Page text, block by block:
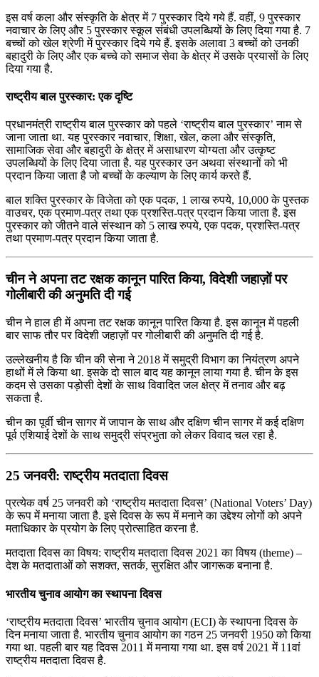
इस वर्ष कला और संस्‍कृति के क्षेत्र में 7 पुरस्‍कार दिये गये हैं. वहीं, 9 पुरस्‍कार
नवाचार के लिए और 5 पुरस्‍कार स्‍कूल संबंधी उपलब्धियों के लिए दिया गया है. 7
बच्‍चों को खेल श्रेणी में पुरस्‍कार दिये गये हैं. इसके अलावा 3 बच्‍चों को उनकी
बहादुरी के लिए और एक बच्‍चे को समाज सेवा के क्षेत्र में उसके प्रयासों के लिए
दिया गया है.
राष्ट्रीय बाल पुरस्कार: एक दृष्टि
प्रधानमंत्री राष्ट्रीय बाल पुरस्कार को पहले ‘राष्ट्रीय बाल पुरस्कार’ नाम से
जाना जाता था. यह पुरस्कार नवाचार, शिक्षा, खेल, कला और संस्‍कृति,
सामाजिक सेवा और बहादुरी के क्षेत्र में असाधारण योग्‍यता और उत्‍कृष्‍ट
उपलब्धियों के लिए दिया जाता है. यह पुरस्कार उन अथवा संस्थानों को भी
प्रदान किया जाता है जो बच्चों के कल्याण के लिए कार्य करते हैं.
बाल शक्ति पुरस्कार के विजेता को एक पदक, 1 लाख रुपये, 10,000 के पुस्तक
वाउचर, एक प्रमाण-पत्र तथा एक प्रशस्ति-पत्र प्रदान किया जाता है. इस
पुरस्कार को जीतने वाले संस्थान को 5 लाख रुपये, एक पदक, प्रशस्ति-पत्र
तथा प्रमाण-पत्र प्रदान किया जाता है.
चीन ने अपना तट रक्षक कानून पारित किया, विदेशी जहाज़ों पर
गोलीबारी की अनुमति दी गई
चीन ने हाल ही में अपना तट रक्षक कानून पारित किया है. इस कानून में पहली
बार साफ तौर पर विदेशी जहाज़ों पर गोलीबारी की अनुमति दी गई है.
उल्लेखनीय है कि चीन की सेना ने 2018 में समुद्री विभाग का नियंत्रण अपने
हाथों में ले किया था. इसके दो साल बाद यह कानून लाया गया है. चीन के इस
कदम से उसका पड़ोसी देशों के साथ विवादित जल क्षेत्र में तनाव और बढ़
सकता है.
चीन का पूर्वी चीन सागर में जापान के साथ और दक्षिण चीन सागर में कई दक्षिण
पूर्व एशियाई देशों के साथ समुद्री संप्रभुता को लेकर विवाद चल रहा है.
25 जनवरी: राष्ट्रीय मतदाता दिवस
प्रत्येक वर्ष 25 जनवरी को ‘राष्ट्रीय मतदाता दिवस’ (National Voters’ Day)
के रूप में मनाया जाता है. इसे दिवस के रूप में मनाने का उद्देश्य लोगों को अपने
मताधिकार के प्रयोग के लिए प्रोत्साहित करना है.
मतदाता दिवस का विषय: राष्ट्रीय मतदाता दिवस 2021 का विषय (theme) –
देश के मतदाताओं को सशक्त, सतर्क, सुरक्षित और जागरूक बनाना है.
भारतीय चुनाव आयोग का स्थापना दिवस
‘राष्ट्रीय मतदाता दिवस’ भारतीय चुनाव आयोग (ECI) के स्थापना दिवस के
दिन मनाया जाता है. भारतीय चुनाव आयोग का गठन 25 जनवरी 1950 को किया
गया था. पहली बार यह दिवस 2011 में मनाया गया था. इस वर्ष 2021 में 11वां
राष्ट्रीय मतदाता दिवस है.